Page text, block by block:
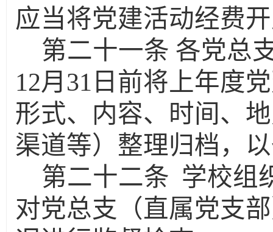
应当将党建活动经费
第二十一条 各党总
12月31日前将上年度
形式、内容、时间、
渠道等）整理归档，
第二十二条 学校组
对党总支（直属党支